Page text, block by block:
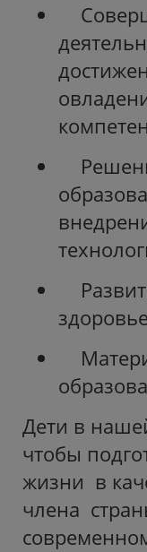
Дети в
чтобы
жизни в
члена